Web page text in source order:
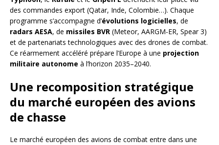
des commandes export (Qatar, Inde, Colombie…). Chaque
programme s’accompagne d’évolutions logicielles, de
radars AESA, de missiles BVR (Meteor, AARGM-ER, Spear 3)
et de partenariats technologiques avec des drones de combat.
Ce réarmement accéléré prépare l’Europe à une projection
militaire autonome à l’horizon 2035–2040.
Une recomposition stratégique
du marché européen des avions
de chasse
Le marché européen des avions de combat entre dans une